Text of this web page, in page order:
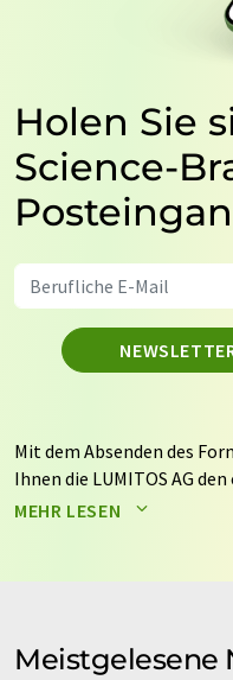
Holen Sie
Science-
Mit dem Absenden des
Ihnen die LUMITOS AG
Newsletter per E-Mail
auf Basis unserer
Meinungsforschung per
Einwilligung können Sie
MEHR LESEN
Meistgelesene